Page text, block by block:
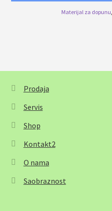
Materijal za dopunu
Prodaja
Servis
Shop
Kontakt2
O nama
Saobraznost